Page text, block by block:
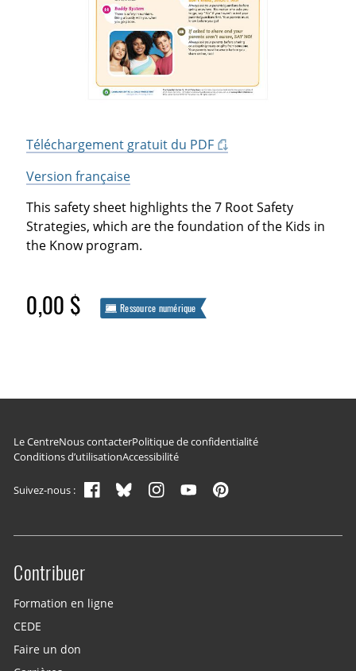
Téléchargement gratuit du PDF
Version française
This safety sheet highlights the 7 Root Safety
Strategies, which are the foundation of the Kids in
the Know program.
0,00 $ Ressource numérique
Navigation du pied de page
Le CentreNous contacterPolitique de confidentialité
Conditions d’utilisationAccessibilité
Suivez-nous :
Site menu
Contribuer
Formation en ligne
CEDE
Faire un don